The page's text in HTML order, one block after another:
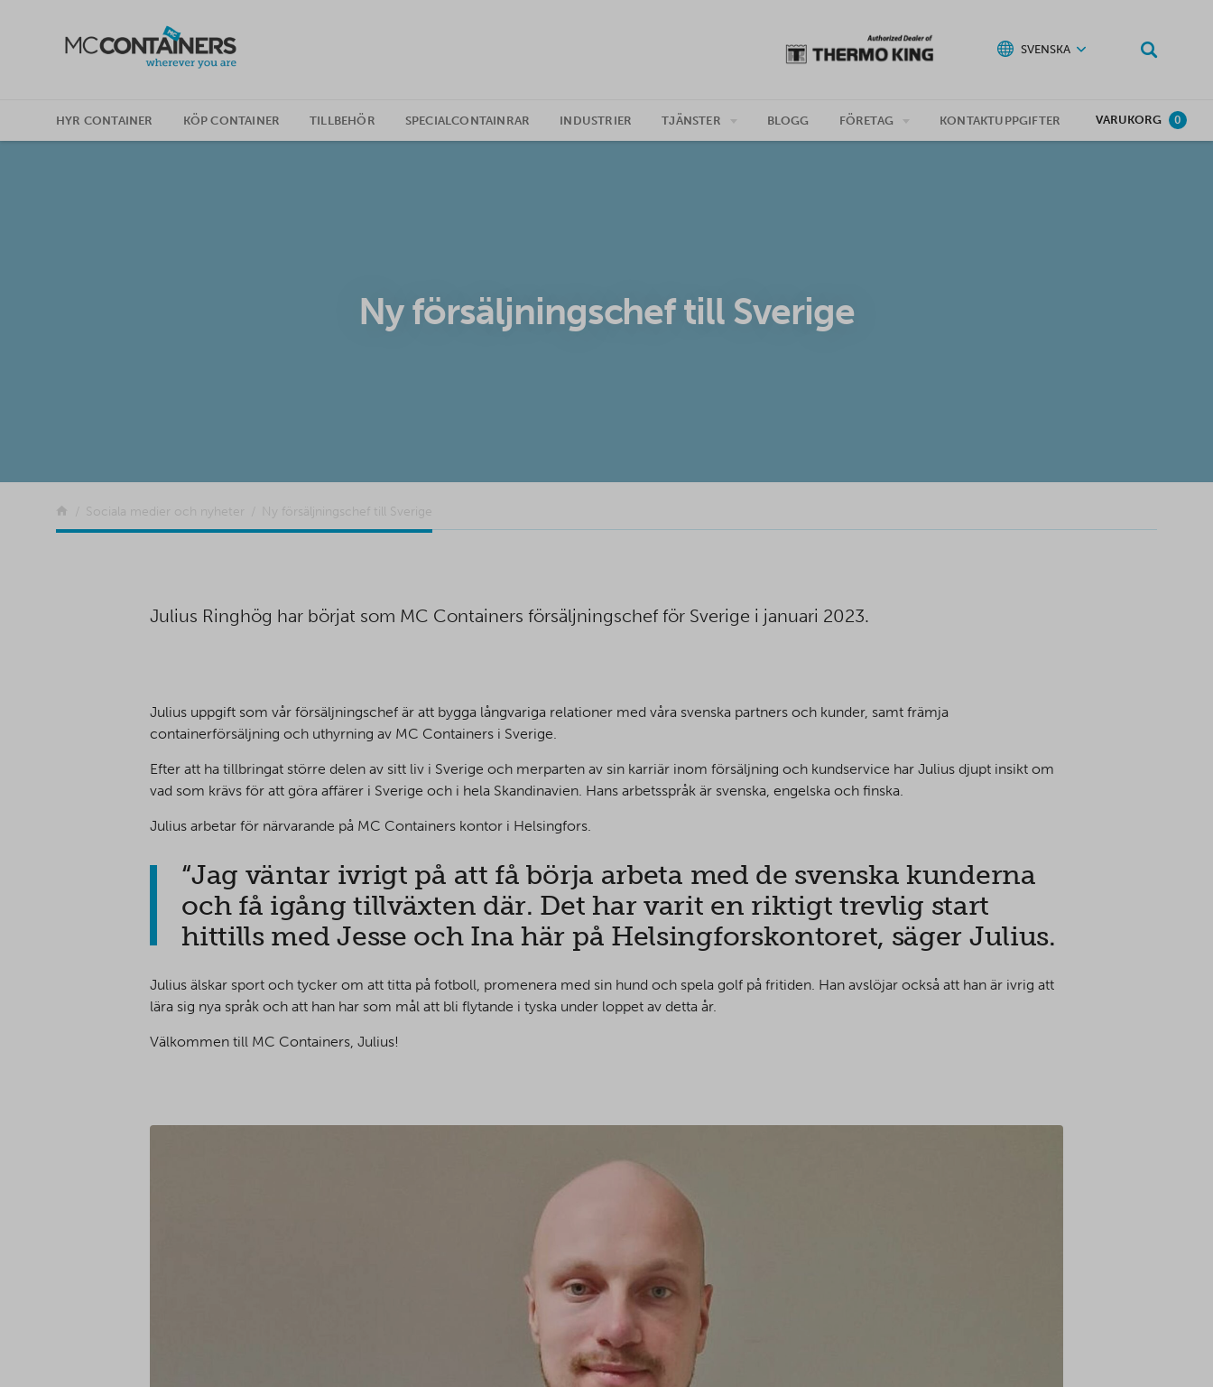
SVENSKA
HYR CONTAINER KÖP CONTAINER TILLBEHÖR SPECIALCONTAINRAR INDUSTRIER TJÄNSTER BLOGG FÖRETAG KONTAKTUPPGIFTER VARUKORG 0
Ny försäljningschef till Sverige
Tillbaka
Sociala medier och nyheter Ny försäljningschef till Sverige
Julius Ringhög har börjat som MC Containers försäljningschef för Sverige i januari 2023.
Julius uppgift som vår försäljningschef är att bygga långvariga relationer med våra svenska partners och kunder, samt främja
containerförsäljning och uthyrning av MC Containers i Sverige.
Efter att ha tillbringat större delen av sitt liv i Sverige och merparten av sin karriär inom försäljning och kundservice har Julius djupt insikt om
vad som krävs för att göra affärer i Sverige och i hela Skandinavien. Hans arbetsspråk är svenska, engelska och finska.
Julius arbetar för närvarande på MC Containers kontor i Helsingfors.
“Jag väntar ivrigt på att få börja arbeta med de svenska kunderna
och få igång tillväxten där. Det har varit en riktigt trevlig start
hittills med Jesse och Ina här på Helsingforskontoret, säger Julius.
Julius älskar sport och tycker om att titta på fotboll, promenera med sin hund och spela golf på fritiden. Han avslöjar också att han är ivrig att
lära sig nya språk och att han har som mål att bli flytande i tyska under loppet av detta år.
Välkommen till MC Containers, Julius!